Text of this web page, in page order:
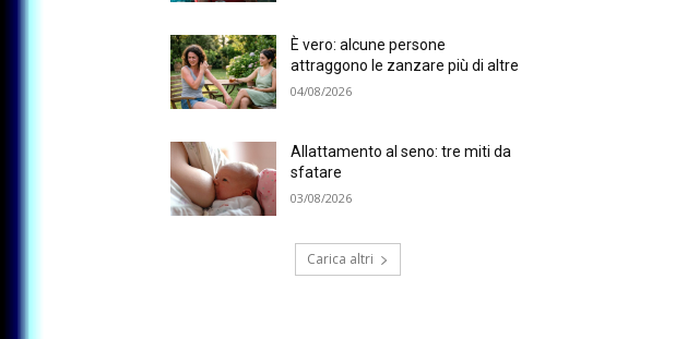
È vero: alcune persone
attraggono le zanzare più di altre
04/08/2026
Allattamento al seno: tre miti da
sfatare
03/08/2026
Carica altri